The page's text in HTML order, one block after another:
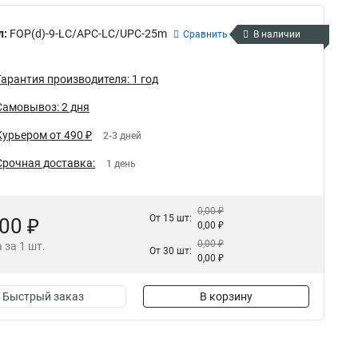
FOP(d)-9-LC/APC-LC/UPC-25m Сравнить В наличии
производителя: 1 год
2 дня
от 490 ₽ 2-3 дней
доставка: 1 день
₽
за 1 шт.
От 15 шт:
0,00 ₽
0,00 ₽
От 30 шт:
0,00 ₽
0,00 ₽
Быстрый заказ В корзину